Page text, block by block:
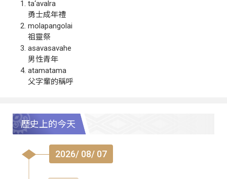
ta‘avalra
勇士成年禮
molapangolai
祖靈祭
asavasavahe
男性青年
atamatama
父字輩的稱呼
歷史上的今天
2026/ 08/ 07